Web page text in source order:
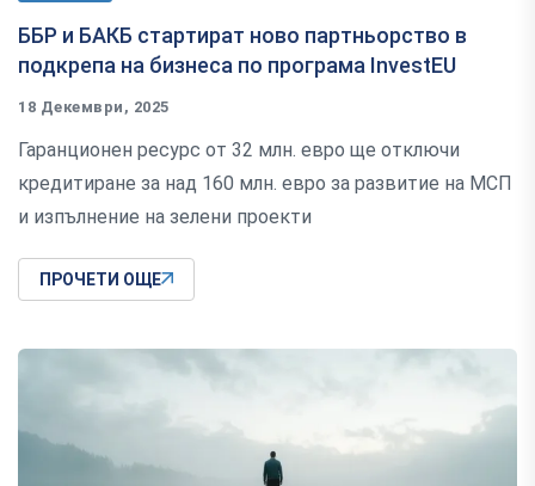
ББР и БАКБ стартират ново партньорство в
подкрепа на бизнеса по програма InvestEU
18 Декември, 2025
Гаранционен ресурс от 32 млн. евро ще отключи
кредитиране за над 160 млн. евро за развитие на МСП
и изпълнение на зелени проекти
ПРОЧЕТИ ОЩЕ